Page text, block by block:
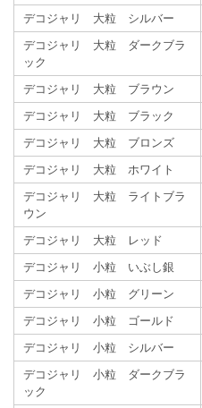
デコジャリ 大粒 シルバー
デコジャリ 大粒 ダークブラ
ック
デコジャリ 大粒 ブラウン
デコジャリ 大粒 ブラック
デコジャリ 大粒 ブロンズ
デコジャリ 大粒 ホワイト
デコジャリ 大粒 ライトブラ
ウン
デコジャリ 大粒 レッド
デコジャリ 小粒 いぶし銀
デコジャリ 小粒 グリーン
デコジャリ 小粒 ゴールド
デコジャリ 小粒 シルバー
デコジャリ 小粒 ダークブラ
ック